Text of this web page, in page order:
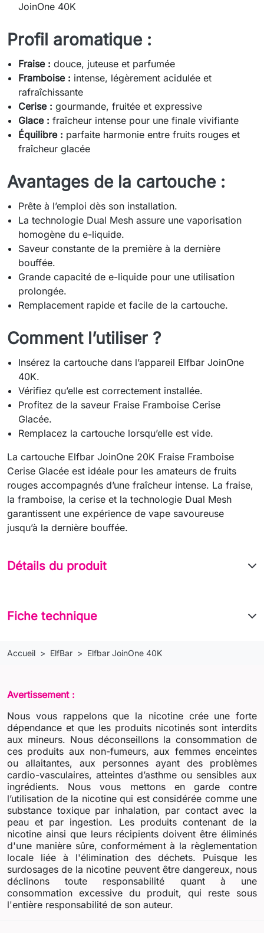
JoinOne 40K
Profil aromatique :
Fraise : douce, juteuse et parfumée
Framboise : intense, légèrement acidulée et
rafraîchissante
Cerise : gourmande, fruitée et expressive
Glace : fraîcheur intense pour une finale vivifiante
Équilibre : parfaite harmonie entre fruits rouges et
fraîcheur glacée
Avantages de la cartouche :
Prête à l’emploi dès son installation.
La technologie Dual Mesh assure une vaporisation
homogène du e-liquide.
Saveur constante de la première à la dernière
bouffée.
Grande capacité de e-liquide pour une utilisation
prolongée.
Remplacement rapide et facile de la cartouche.
Comment l’utiliser ?
Insérez la cartouche dans l’appareil Elfbar JoinOne
40K.
Vérifiez qu’elle est correctement installée.
Profitez de la saveur Fraise Framboise Cerise
Glacée.
Remplacez la cartouche lorsqu’elle est vide.
La cartouche Elfbar JoinOne 20K Fraise Framboise
Cerise Glacée est idéale pour les amateurs de fruits
rouges accompagnés d’une fraîcheur intense. La fraise,
la framboise, la cerise et la technologie Dual Mesh
garantissent une expérience de vape savoureuse
jusqu’à la dernière bouffée.
Détails du produit
Fiche technique
Accueil ElfBar Elfbar JoinOne 40K
Avertissement :
Nous vous rappelons que la nicotine crée une forte
dépendance et que les produits nicotinés sont interdits
aux mineurs. Nous déconseillons la consommation de
ces produits aux non-fumeurs, aux femmes enceintes
ou allaitantes, aux personnes ayant des problèmes
cardio-vasculaires, atteintes d’asthme ou sensibles aux
ingrédients. Nous vous mettons en garde contre
l’utilisation de la nicotine qui est considérée comme une
substance toxique par inhalation, par contact avec la
peau et par ingestion. Les produits contenant de la
nicotine ainsi que leurs récipients doivent être éliminés
d'une manière sûre, conformément à la règlementation
locale liée à l'élimination des déchets. Puisque les
surdosages de la nicotine peuvent être dangereux, nous
déclinons toute responsabilité quant à une
consommation excessive du produit, qui reste sous
l'entière responsabilité de son auteur.